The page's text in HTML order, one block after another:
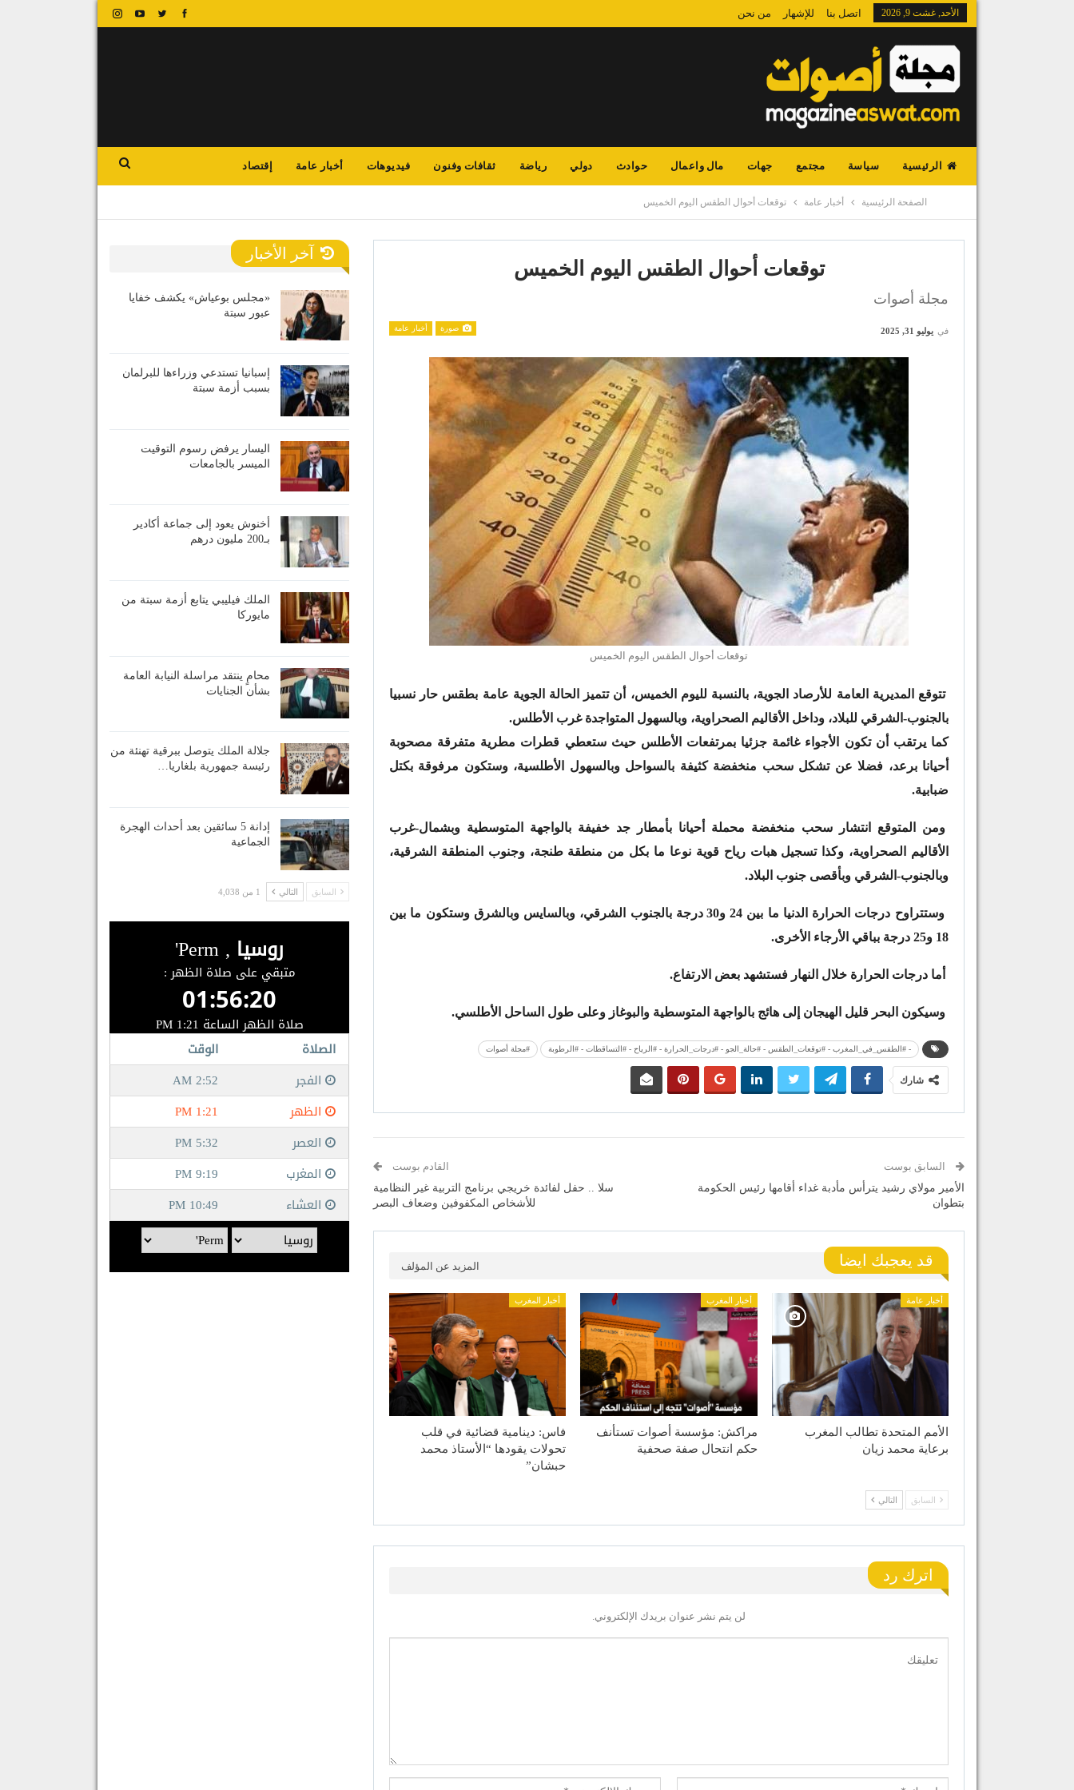
الأحد, غشت 9, 2026 اتصل بنا للإشهار من نحن
الرئيسية سياسة مجتمع جهات مال واعمال حوادث دولي رياضة ثقافات وفنون فيديوهات أخبار عامة إقتصاد
الصفحة الرئيسية أخبار عامة توقعات أحوال الطقس اليوم الخميس
توقعات أحوال الطقس اليوم الخميس
مجلة أصوات
صورة أخبار عامة في يوليو 31, 2025
توقعات أحوال الطقس اليوم الخميس
تتوقع المديرية العامة للأرصاد الجوية، بالنسبة لليوم الخميس، أن تتميز الحالة الجوية عامة بطقس حار نسبيا
بالجنوب-الشرقي للبلاد، وداخل الأقاليم الصحراوية، وبالسهول المتواجدة غرب الأطلس.
كما يرتقب أن تكون الأجواء غائمة جزئيا بمرتفعات الأطلس حيث ستعطي قطرات مطرية متفرقة مصحوبة
أحيانا برعد، فضلا عن تشكل سحب منخفضة كثيفة بالسواحل وبالسهول الأطلسية، وستكون مرفوقة بكتل
ضبابية.
ومن المتوقع انتشار سحب منخفضة محملة أحيانا بأمطار جد خفيفة بالواجهة المتوسطية وبشمال-غرب
الأقاليم الصحراوية، وكذا تسجيل هبات رياح قوية نوعا ما بكل من منطقة طنجة، وجنوب المنطقة الشرقية،
وبالجنوب-الشرقي وبأقصى جنوب البلاد.
وستتراوح درجات الحرارة الدنيا ما بين 24 و30 درجة بالجنوب الشرقي، وبالسايس وبالشرق وستكون ما بين
18 و25 درجة بباقي الأرجاء الأخرى.
أما درجات الحرارة خلال النهار فستشهد بعض الارتفاع.
وسيكون البحر قليل الهيجان إلى هائج بالواجهة المتوسطية والبوغاز وعلى طول الساحل الأطلسي.
- #الطقس_في_المغرب - #توقعات_الطقس - #حالة_الجو - #درجات_الحرارة - #الرياح - #التساقطات - #الرطوبة #مجلة أصوات
شارك
السابق بوست
الأمير مولاي رشيد يترأس مأدبة غداء أقامها رئيس الحكومة
بتطوان
القادم بوست
سلا .. حفل لفائدة خريجي برنامج التربية غير النظامية
للأشخاص المكفوفين وضعاف البصر
قد يعجبك ايضا المزيد عن المؤلف
أخبار عامة
الأمم المتحدة تطالب المغرب
برعاية محمد زيان
أخبار المغرب
مراكش: مؤسسة أصوات تستأنف
حكم انتحال صفة صحفية
أخبار المغرب
فاس: دينامية قضائية في قلب
تحولات يقودها “الأستاذ محمد
حبشان”
السابق التالي
اترك رد
لن يتم نشر عنوان بريدك الإلكتروني.
آخر الأخبار
«مجلس بوعياش» يكشف خفايا
عبور سبتة
إسبانيا تستدعي وزراءها للبرلمان
بسبب أزمة سبتة
اليسار يرفض رسوم التوقيت
الميسر بالجامعات
أخنوش يعود إلى جماعة أكادير
بـ200 مليون درهم
الملك فيليبي يتابع أزمة سبتة من
مايوركا
محامٍ ينتقد مراسلة النيابة العامة
بشأن الجنايات
جلالة الملك يتوصل ببرقية تهنئة من
رئيسة جمهورية بلغاريا…
إدانة 5 سائقين بعد أحداث الهجرة
الجماعية
السابق التالي 1 من 4,038